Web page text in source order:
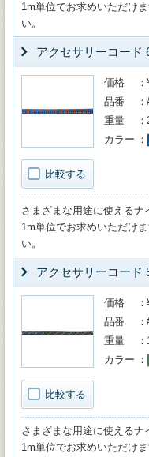
1m単位でお求めいただけ
い。
アクセサリーコード
比較する
価格
品番
重量
カラー
さまざまな用途に使えるナ
1m単位でお求めいただけ
い。
アクセサリーコード
比較する
価格
品番
重量
カラー
さまざまな用途に使えるナ
1m単位でお求めいただけ